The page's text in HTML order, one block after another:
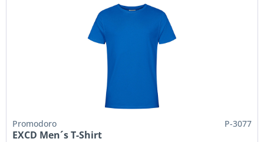
Promodoro P-3077
EXCD Men´s T-Shirt